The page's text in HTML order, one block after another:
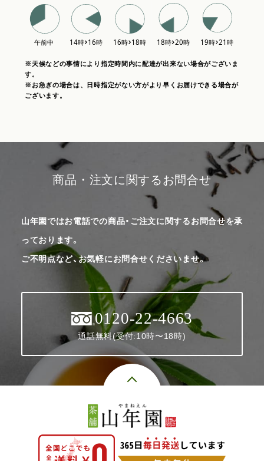
※天候などの事情により指定時間内に配達が出来ない場合がございま
す。
※お急ぎの場合は、日時指定がない方がより早くお届けできる場合が
ございます。
商品・注文に関するお問合せ
山年園ではお電話での商品・ご注文に関するお問合せを承
っております。
ご不明点など、お気軽にお問合せくださいませ。
0120-22-4663
通話無料(受付:10時〜18時)